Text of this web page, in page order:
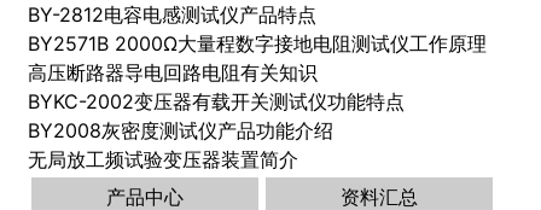
BY-2812电容电感测试仪产品特点
BY2571B 2000Ω大量程数字接地电阻测试仪工作原理
高压断路器导电回路电阻有关知识
BYKC-2002变压器有载开关测试仪功能特点
BY2008灰密度测试仪产品功能介绍
无局放工频试验变压器装置简介
产品中心
资料汇总